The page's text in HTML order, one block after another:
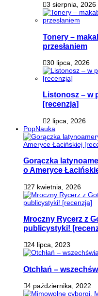
3 sierpnia, 2026
Tonery –
przesłaniem
30 lipca, 2026
Listonosz – w
[recenzja]
2 lipca, 2026
PopNauka
Gorączka
o Ameryce
27 kwietnia, 2026
Mroczny Rycerz z
publicystyki!
24 lipca, 2023
Otchłań –
4 października, 2022